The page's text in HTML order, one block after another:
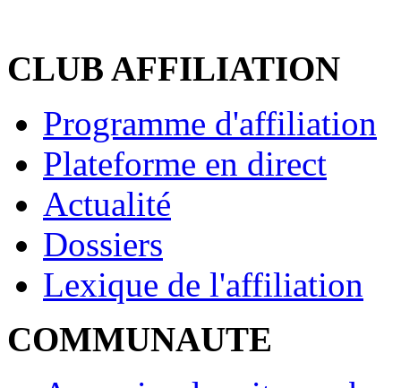
CLUB AFFILIATION
Programme d'affiliation
Plateforme en direct
Actualité
Dossiers
Lexique de l'affiliation
COMMUNAUTE